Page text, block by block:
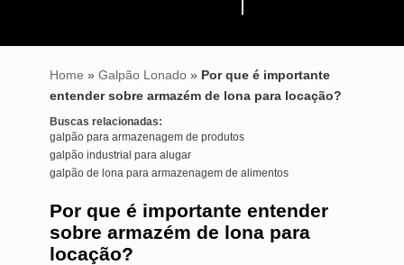
Home » Galpão Lonado » Por que é importante
entender sobre armazém de lona para locação?
Buscas relacionadas:
galpão para armazenagem de produtos
galpão industrial para alugar
galpão de lona para armazenagem de alimentos
Por que é importante entender
sobre armazém de lona para
locação?